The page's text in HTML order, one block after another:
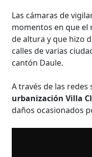
Las cámaras de
momentos en que el
de altura y que hizo
calles de varias
cantón Daule.
A través de las redes
urbanización Villa
daños ocasionados